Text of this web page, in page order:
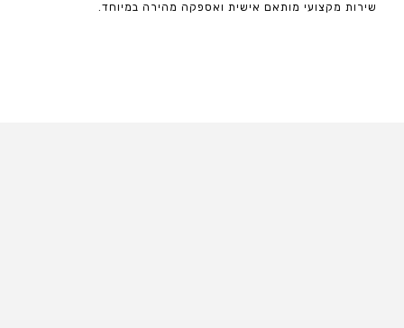
שירות מקצועי מותאם אישית ואספקה מהירה במיוחד.